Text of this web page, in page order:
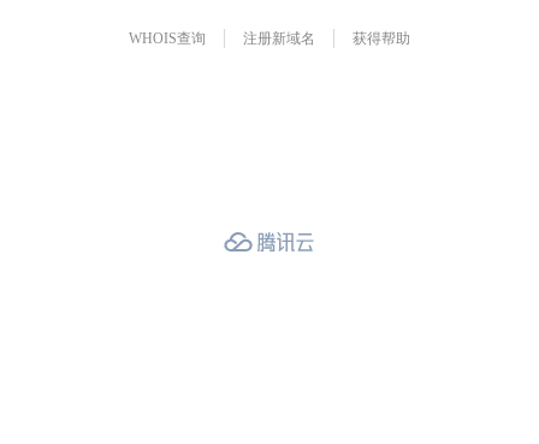
WHOIS查询 注册新域名 获得帮助